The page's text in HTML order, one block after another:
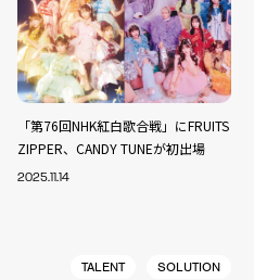
「第76回NHK紅白歌合戦」にFRUITS
ZIPPER、CANDY TUNEが初出場
2025.11.14
TALENT SOLUTION